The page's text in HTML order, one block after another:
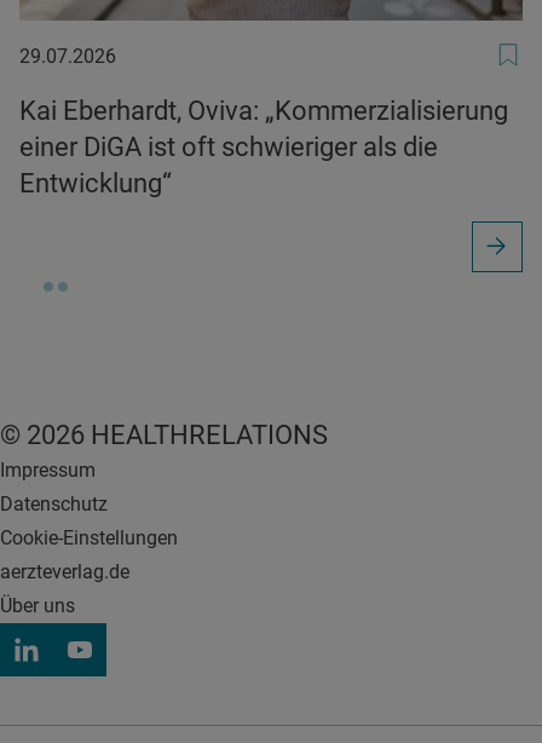
29.07.2026
29.07.2026
Kai Eberhardt, Oviva: „Kommerzialisierung
einer DiGA ist oft schwieriger als die
Entwicklung“
© 2026 HEALTHRELATIONS
Impressum
Datenschutz
Cookie-Einstellungen
aerzteverlag.de
Über uns